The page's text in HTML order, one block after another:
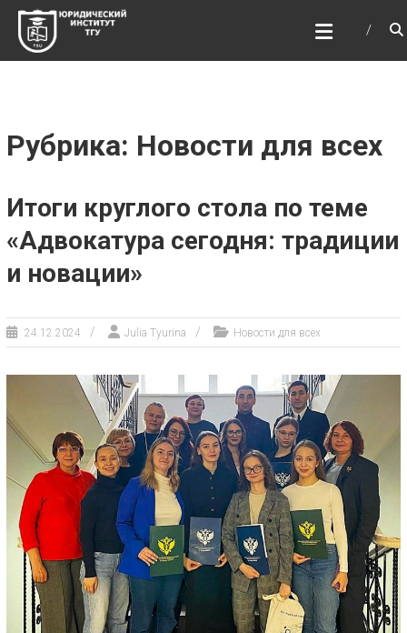
Перейти
содержимому
ЮРИДИЧЕСКИЙ
ИНСТИТУТ ТГУ
ЮИ ТГУ
Рубрика: Новости для всех
Итоги круглого стола по теме
«Адвокатура сегодня: традиции
и новации»
24.12.2024 Julia Tyurina Новости для всех